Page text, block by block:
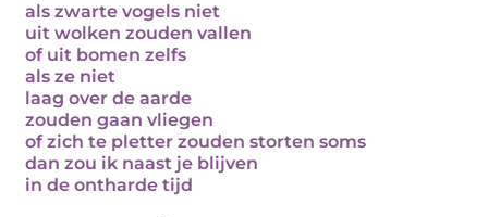
als zwarte vogels niet
uit wolken zouden vallen
of uit bomen zelfs
als ze niet
laag over de aarde
zouden gaan vliegen
of zich te pletter zouden storten soms
dan zou ik naast je blijven
in de ontharde tijd